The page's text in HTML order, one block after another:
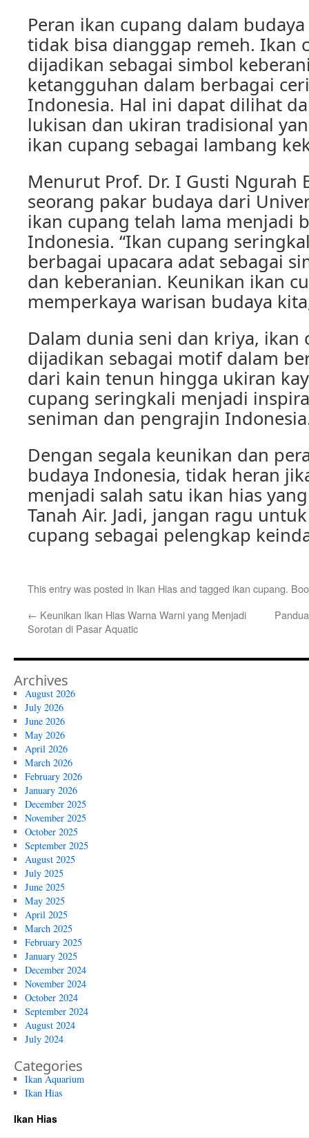
Peran ikan cupang dalam
tidak bisa dianggap remeh. Ikan
dijadikan sebagai simbol
ketangguhan dalam berbagai
Indonesia. Hal ini dapat dilihat
lukisan dan ukiran tradisional
ikan cupang sebagai lambang
Menurut Prof. Dr. I Gusti Ngurah
seorang pakar budaya dari
ikan cupang telah lama menjadi
Indonesia. “Ikan cupang
berbagai upacara adat sebagai
dan keberanian. Keunikan ikan
memperkaya warisan budaya
Dalam dunia seni dan kriya, ikan
dijadikan sebagai motif dalam
dari kain tenun hingga ukiran
cupang seringkali menjadi
seniman dan pengrajin
Dengan segala keunikan dan
budaya Indonesia, tidak heran
menjadi salah satu ikan hias
Tanah Air. Jadi, jangan ragu
cupang sebagai pelengkap
This entry was posted in Ikan Hiasand tagged ikan cupang.
← Keunikan Ikan Hias Warna Warni yang Menjadi
Sorotan di Pasar Aquatic
Archives
August 2026
July 2026
June 2026
May 2026
April 2026
March 2026
February 2026
January 2026
December 2025
November 2025
October 2025
September 2025
August 2025
July 2025
June 2025
May 2025
April 2025
March 2025
February 2025
January 2025
December 2024
November 2024
October 2024
September 2024
August 2024
July 2024
Categories
Ikan Aquarium
Ikan Hias
Ikan Hias